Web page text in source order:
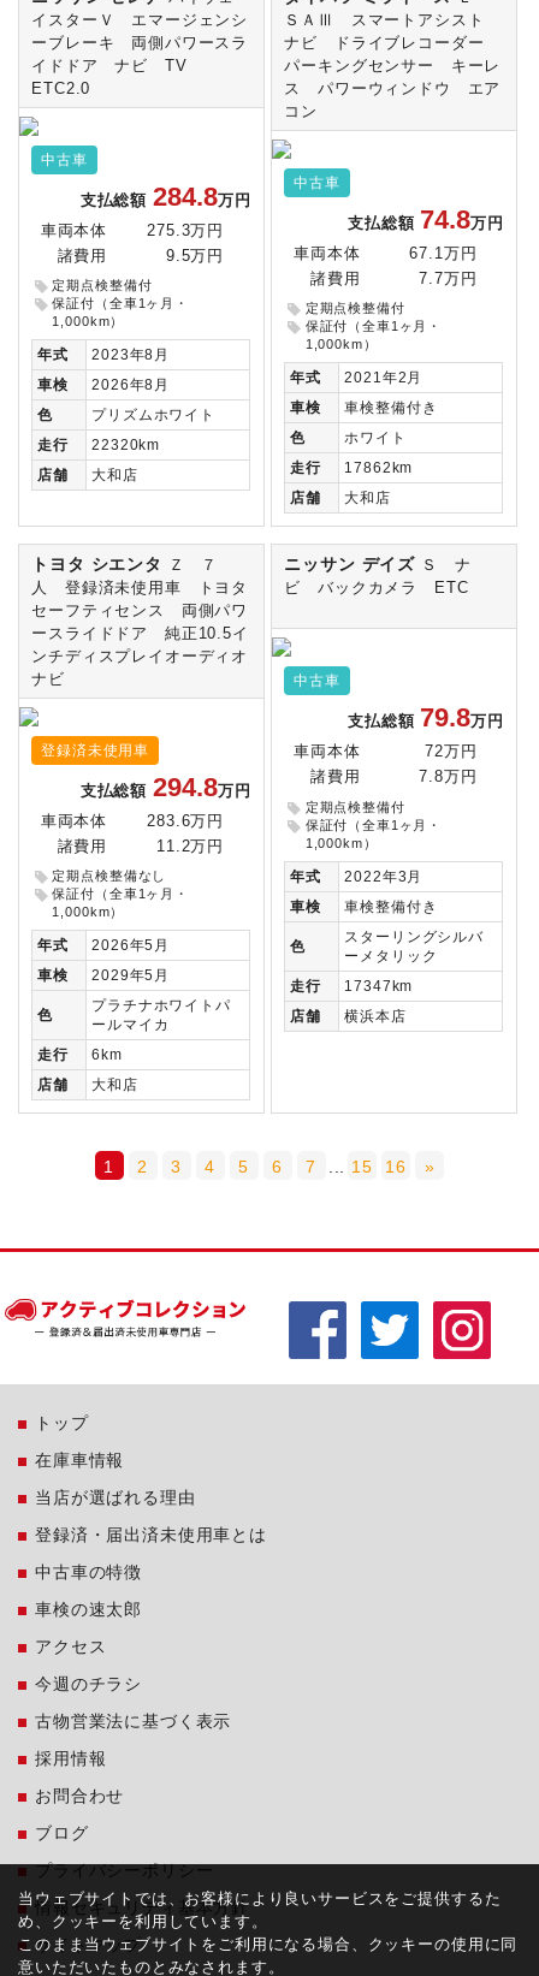
イスターＶ エマージェンシ
ーブレーキ 両側パワースラ
イドドア ナビ TV
ETC2.0
中古車
支払総額 284.8万円
車両本体
275.3万円
諸費用
9.5万円
定期点検整備付
保証付（全車1ヶ月・
1,000km）
年式
2023年8月
車検
2026年8月
色
プリズムホワイト
走行
22320km
店舗
大和店
ＳＡⅢ スマートアシスト
ナビ ドライブレコーダー
パーキングセンサー キーレ
ス パワーウィンドウ エア
コン
中古車
支払総額 74.8万円
車両本体
67.1万円
諸費用
7.7万円
定期点検整備付
保証付（全車1ヶ月・
1,000km）
年式
2021年2月
車検
車検整備付き
色
ホワイト
走行
17862km
店舗
大和店
トヨタ シエンタ
Ｚ ７
人 登録済未使用車 トヨタ
セーフティセンス 両側パワ
ースライドドア 純正10.5イ
ンチディスプレイオーディオ
ナビ
登録済未使用車
支払総額 294.8万円
車両本体
283.6万円
諸費用
11.2万円
定期点検整備なし
保証付（全車1ヶ月・
1,000km）
年式
2026年5月
車検
2029年5月
色
プラチナホワイトパ
ールマイカ
走行
6km
店舗
大和店
ニッサン デイズ Ｓ ナ
ビ バックカメラ ETC
中古車
支払総額 79.8万円
車両本体
72万円
諸費用
7.8万円
定期点検整備付
保証付（全車1ヶ月・
1,000km）
年式
2022年3月
車検
車検整備付き
色
スターリングシルバ
ーメタリック
走行
17347km
店舗
横浜本店
1 2 3 4 5 6 7 15 16 »
トップ
在庫車情報
当店が選ばれる理由
登録済・届出済未使用車とは
中古車の特徴
車検の速太郎
アクセス
今週のチラシ
古物営業法に基づく表示
採用情報
お問合わせ
ブログ
プライバシーポリシー
情報セキュリティ基本方針
サイトマップ
当ウェブサイトでは、お客様により良いサービスをご提供するた
め、クッキーを利用しています。
このまま当ウェブサイトをご利用になる場合、クッキーの使用に同
意いただいたものとみなされます。